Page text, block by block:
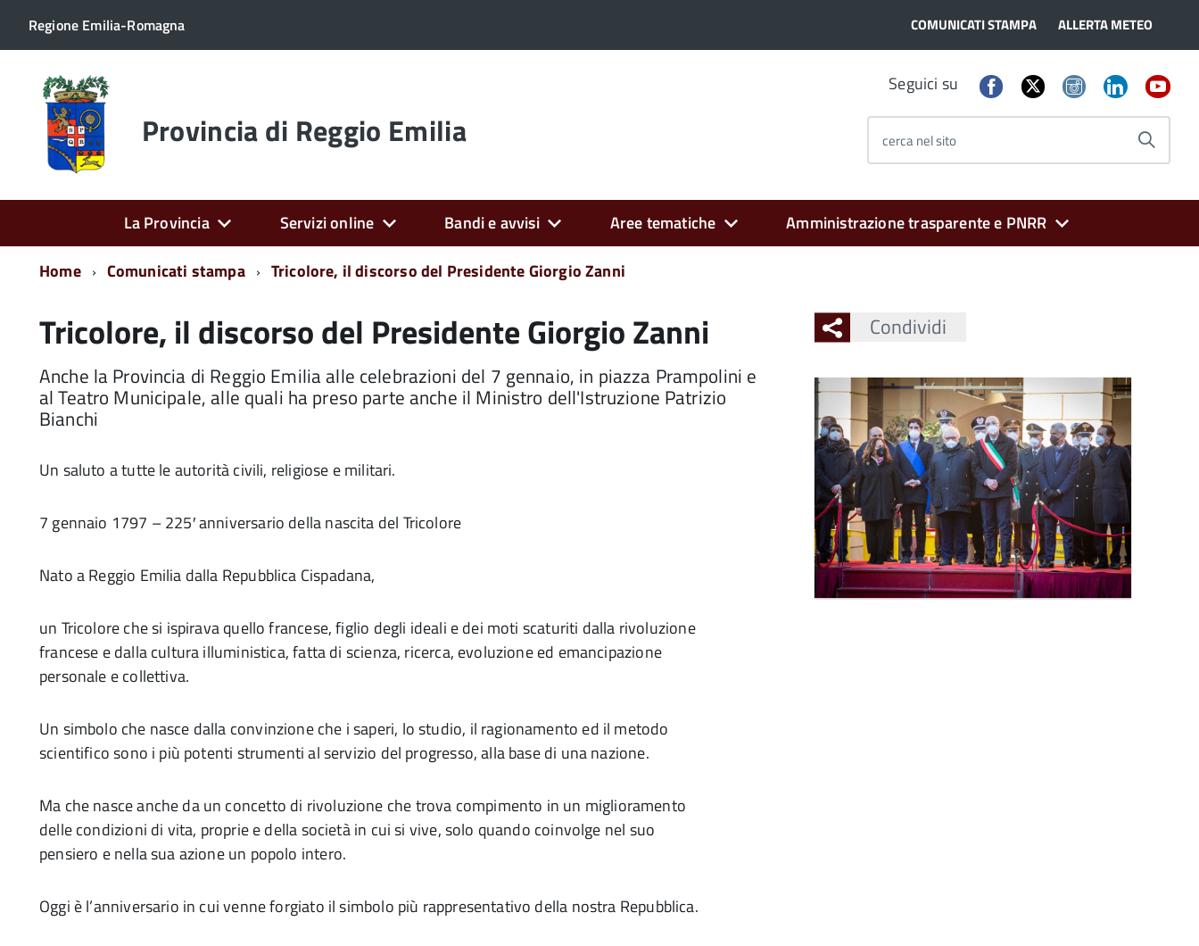
Regione Emilia-Romagna COMUNICATI STAMPA ALLERTA METEO
Torna
alla
home
page Provincia di Reggio Emilia
Seguici su
cerca nel sito
La Provincia Servizi online Bandi e avvisi Aree tematiche
Amministrazione trasparente e PNRR
Home
Comunicati stampa Tricolore, il discorso del Presidente Giorgio Zanni
Tricolore, il discorso del Presidente Giorgio Zanni
Anche la Provincia di Reggio Emilia alle celebrazioni del 7 gennaio, in piazza Prampolini e
al Teatro Municipale, alle quali ha preso parte anche il Ministro dell'Istruzione Patrizio
Bianchi
Un saluto a tutte le autorità civili, religiose e militari.
7 gennaio 1797 – 225′ anniversario della nascita del Tricolore
Nato a Reggio Emilia dalla Repubblica Cispadana,
un Tricolore che si ispirava quello francese, figlio degli ideali e dei moti scaturiti dalla rivoluzione
francese e dalla cultura illuministica, fatta di scienza, ricerca, evoluzione ed emancipazione
personale e collettiva.
Un simbolo che nasce dalla convinzione che i saperi, lo studio, il ragionamento ed il metodo
scientifico sono i più potenti strumenti al servizio del progresso, alla base di una nazione.
Ma che nasce anche da un concetto di rivoluzione che trova compimento in un miglioramento
delle condizioni di vita, proprie e della società in cui si vive, solo quando coinvolge nel suo
pensiero e nella sua azione un popolo intero.
Oggi è l’anniversario in cui venne forgiato il simbolo più rappresentativo della nostra Repubblica.
Condividi
Ingrandisci
l'immagine